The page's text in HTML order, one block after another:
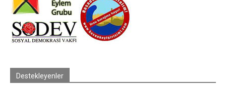
Destekleyenler